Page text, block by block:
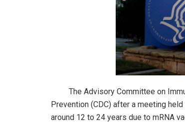
The Advisory Committee on
Prevention (CDC) after a meeting
around 12 to 24 years due to mRNA